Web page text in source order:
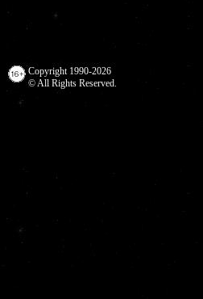
Copyright 1990-2026
© All Rights Reserved.